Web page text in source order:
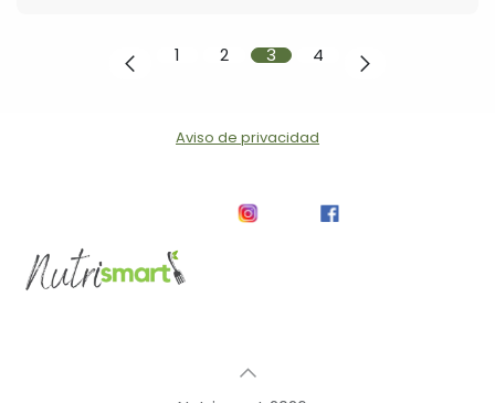
1 2 3 4
Aviso de privacidad